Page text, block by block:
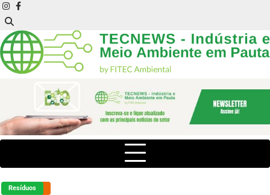
Skip
to
content
instagram
facebook
Resíduos